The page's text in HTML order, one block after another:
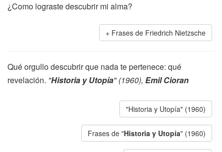
¿Como lograste descubrir mi alma?
Frases de Friedrich Nietzsche
Qué orgullo descubrir que nada te pertenece: qué
revelación. "Historia y Utopía" (1960), Emil Cioran
"Historia y Utopía" (1960)
Frases de "Historia y Utopía" (1960)